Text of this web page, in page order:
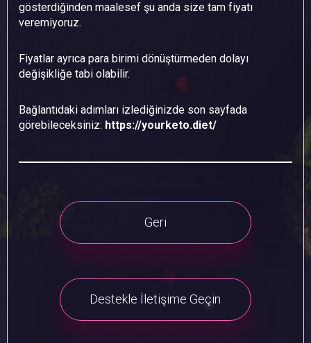
gösterdiğinden maalesef şu anda size tam fiyatı
veremiyoruz.
Fiyatlar ayrıca para birimi dönüştürmeden dolayı
değişikliğe tabi olabilir.
Bağlantıdaki adımları izlediğinizde son sayfada
görebileceksiniz: https://yourketo.diet/
Geri
Destekle İletişime Geçin